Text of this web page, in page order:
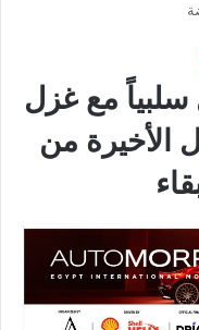
مع غزل
الأخيرة من